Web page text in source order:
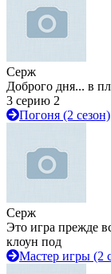
Серж
Доброго дня... в
3 серию 2
Погоня (2 сезон)
Серж
Это игра прежде
клоун под
Мастер игры (2